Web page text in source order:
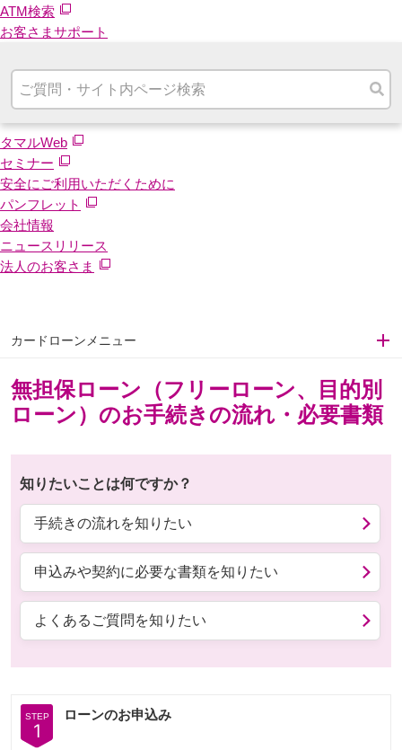
ATM検索
お客さまサポート
タマルWeb
セミナー
安全にご利用いただくために
パンフレット
会社情報
ニュースリリース
法人のお客さま
カードローンメニュー
無担保ローン（フリーローン、目的別
ローン）のお手続きの流れ・必要書類
知りたいことは何ですか？
手続きの流れを知りたい
申込みや契約に必要な書類を知りたい
よくあるご質問を知りたい
STEP
1
ローンのお申込み